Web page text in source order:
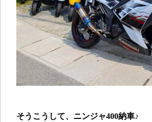
そうこうして、ニンジャ400納車♪